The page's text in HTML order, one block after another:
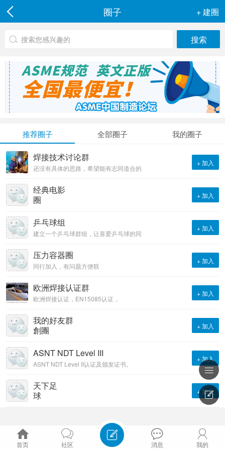
圈子 + 建圈
推荐圈子 全部圈子 我的圈子
焊接技术讨论群
还没有具体的思路，希望能有志同道合的
交流，交流工作经验、分享技术资料 、
分享行业动态等。
+ 加入
经典电影
圈
+ 加入
乒乓球组
建立一个乒乓球群组，让喜爱乒乓球的同
大家踊跃发贴，回帖，谢谢。
+ 加入
压力容器圈
同行加入，有问题方便联
+ 加入
欧洲焊接认证群
欧洲焊接认证，EN15085认证，
交流，焊接认证服务，焊接认证咨询。欢
迎联系，133 6532 5878。 欢迎大家来
经验交流，焊接疑难问题解决，焊接认证
咨询，焊接认证服务。先谢谢了！
+ 加入
我的好友群
創團
+ 加入
ASNT NDT Level III
ASNT NDT Level II认证及颁发证书。
+ 加入
天下足
球
+ 加入

首页

社区
 
消息

我的

